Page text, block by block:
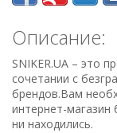
Описание:
SNIKER.UA – это
сочетании с
брендов.Вам
интернет-
ни находились.